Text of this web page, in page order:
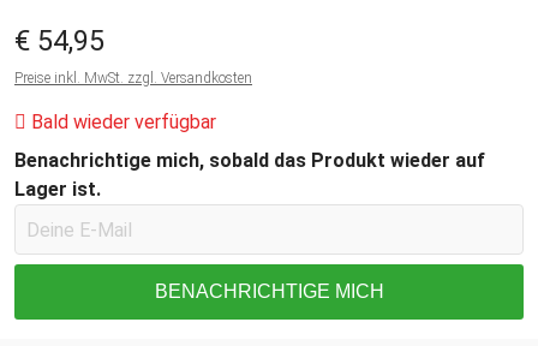
€ 54,95
Preise inkl. MwSt. zzgl. Versandkosten
Bald wieder verfügbar
Benachrichtige mich, sobald das Produkt wieder auf
Lager ist.
BENACHRICHTIGE MICH